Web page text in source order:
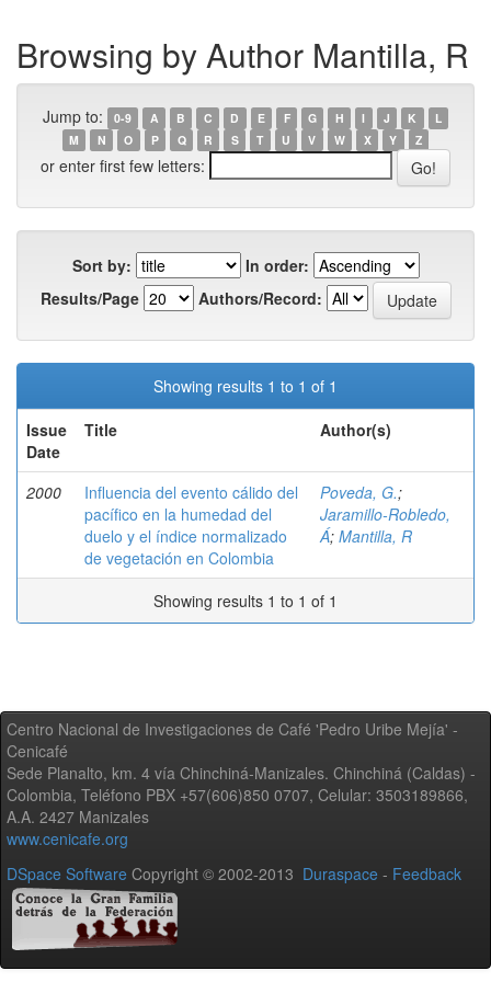
Browsing by Author Mantilla, R
Jump to: 0-9 A B C D E F G H I J K
L
M
N O P Q R S T U V W X Y Z
or enter first few letters:
Sort by:
In order:
Results/Page
Authors/Record:
Showing results 1 to 1 of 1
Issue
Date
Title Author(s)
2000
Influencia del evento cálido del
pacífico en la humedad del
duelo y el índice normalizado
de vegetación en Colombia
Poveda, G.;
Jaramillo-Robledo,
Á; Mantilla, R
Showing results 1 to 1 of 1
Centro Nacional de Investigaciones de Café 'Pedro Uribe Mejía' -
Cenicafé
Sede Planalto, km. 4 vía Chinchiná-Manizales. Chinchiná (Caldas) -
Colombia, Teléfono PBX +57(606)850 0707, Celular: 3503189866,
A.A. 2427 Manizales
www.cenicafe.org
DSpace Software Copyright © 2002-2013 Duraspace - Feedback